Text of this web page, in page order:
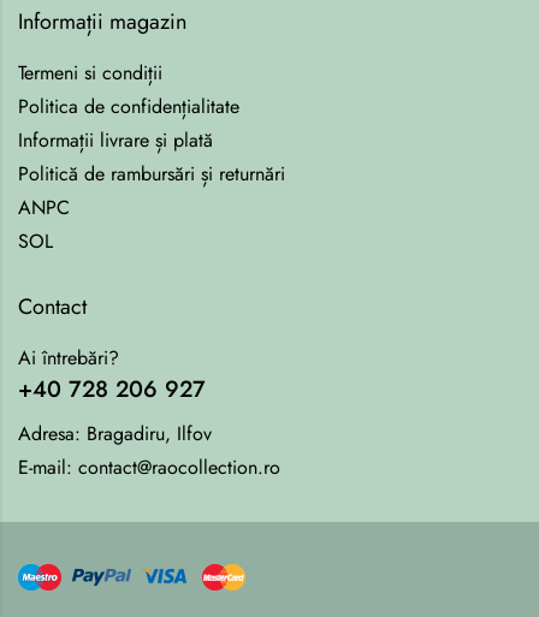
Informații magazin
Termeni si condiții
Politica de confidențialitate
Informații livrare și plată
Politică de rambursări și returnări
ANPC
SOL
Contact
Ai întrebări?
+40 728 206 927
Adresa: Bragadiru, Ilfov
E-mail: contact@raocollection.ro